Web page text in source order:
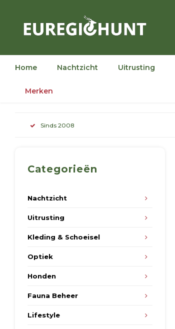
Home Nachtzicht Uitrusting
Merken
Sinds 2008
Categorieën
Nachtzicht
Uitrusting
Kleding & Schoeisel
Optiek
Honden
Fauna Beheer
Lifestyle